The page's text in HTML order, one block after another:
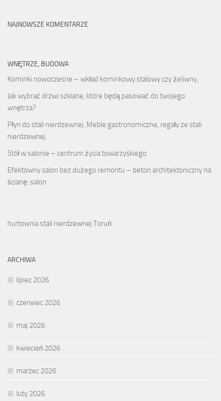
NAJNOWSZE KOMENTARZE
WNĘTRZE, BUDOWA
Kominki nowoczesne – wkład kominkowy stalowy czy żeliwny,
Jak wybrać drzwi szklane, które będą pasować do twojego
wnętrza?
Płyn do stali nierdzewnej. Meble gastronomiczne, regały ze stali
nierdzewnej.
Stół w salonie – centrum życia towarzyskiego
Efektowny salon bez dużego remontu – beton architektoniczny na
ścianę: salon
hurtownia stali nierdzewnej Toruń
ARCHIWA
lipiec 2026
czerwiec 2026
maj 2026
kwiecień 2026
marzec 2026
luty 2026